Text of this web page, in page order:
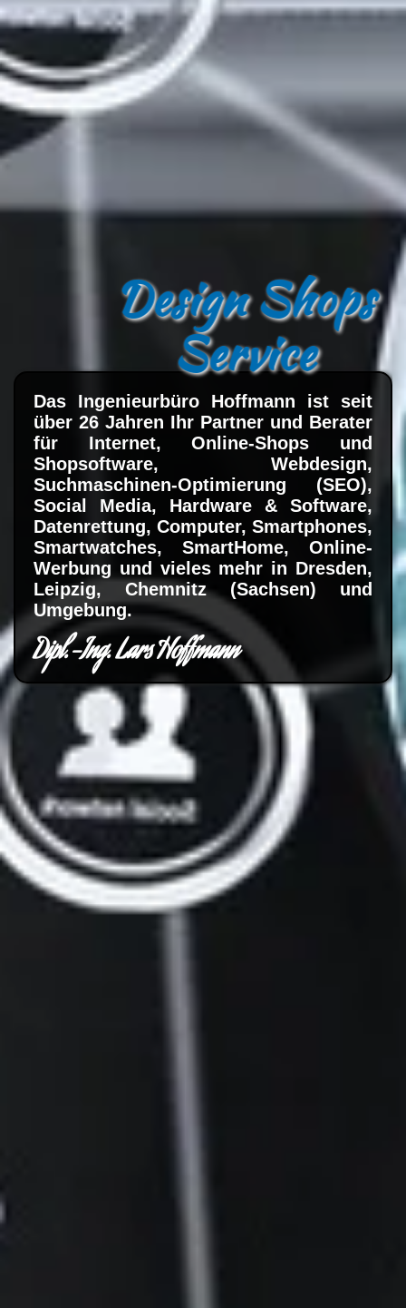
Design Shops
Service
Das Ingenieurbüro Hoffmann ist seit
über 26 Jahren Ihr Partner und Berater
für Internet, Online-Shops und
Shopsoftware, Webdesign,
Suchmaschinen-Optimierung (SEO),
Social Media, Hardware & Software,
Datenrettung, Computer, Smartphones,
Smartwatches, SmartHome, Online-
Werbung und vieles mehr in Dresden,
Leipzig, Chemnitz (Sachsen) und
Umgebung.
Dipl.-Ing. Lars Hoffmann